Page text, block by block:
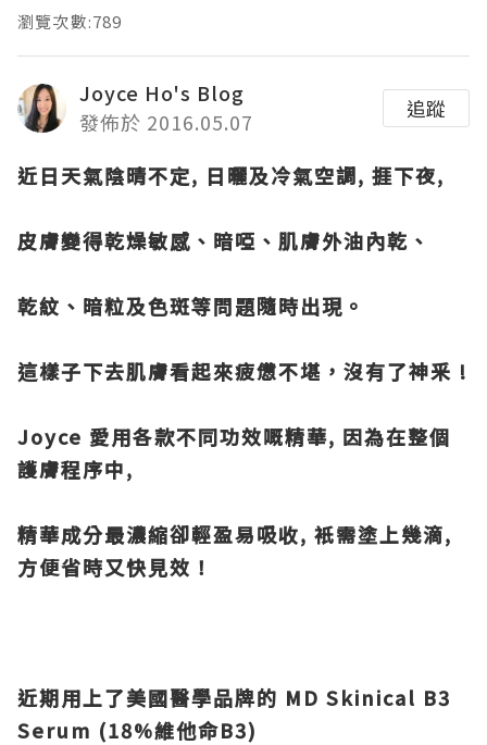
瀏覽次數:789
Joyce Ho's Blog
發佈於 2016.05.07
追蹤
近日天氣陰晴不定, 日曬及冷氣空調, 捱下夜,
皮膚變得乾燥敏感、暗啞、肌膚外油內乾、
乾紋、暗粒及色斑等問題隨時出現。
這樣子下去肌膚看起來疲憊不堪，沒有了神釆 !
Joyce 愛用各款不同功效嘅精華, 因為在整個
護膚程序中,
精華成分最濃縮卻輕盈易吸收, 衹需塗上幾滴,
方便省時又快見效！
近期用上了美國醫學品牌的 MD Skinical B3
Serum (18%維他命B3)